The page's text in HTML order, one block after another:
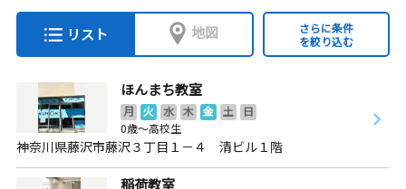
リスト 地図
さらに条件
を絞り込む
ほんまち教室
月 火 水 木 金 土
日
0歳～高校生
神奈川県藤沢市藤沢３丁目１－４ 清ビル１階
稲荷教室